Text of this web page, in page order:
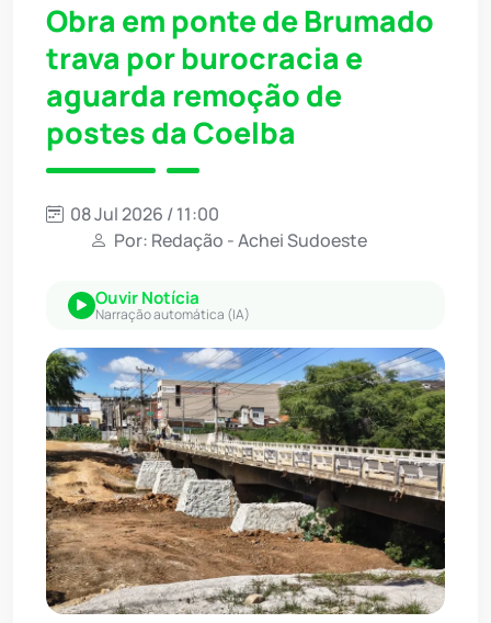
Obra em ponte de Brumado
trava por burocracia e
aguarda remoção de
postes da Coelba
08 Jul 2026 / 11:00
Por: Redação - Achei Sudoeste
Ouvir Notícia
Narração automática (IA)